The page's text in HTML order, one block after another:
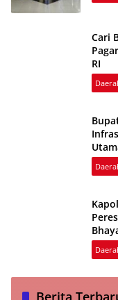
Cari
RI
Berita